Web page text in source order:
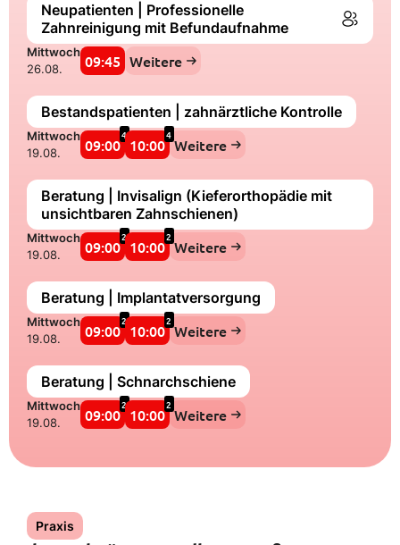
Neupatienten | Professionelle
Zahnreinigung mit Befundaufnahme
Mittwoch
26.08.
09:45 Weitere
Bestandspatienten | zahnärztliche Kontrolle
Mittwoch
19.08.
09:00
4
10:00
4
Weitere
Beratung | Invisalign (Kieferorthopädie mit
unsichtbaren Zahnschienen)
Mittwoch
19.08.
09:00
2
10:00
2
Weitere
Beratung | Implantatversorgung
Mittwoch
19.08.
09:00
2
10:00
2
Weitere
Beratung | Schnarchschiene
Mittwoch
19.08.
09:00
2
10:00
2
Weitere
Praxis